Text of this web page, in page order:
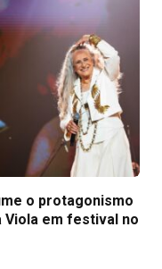
o protagonismo
Viola em festival no